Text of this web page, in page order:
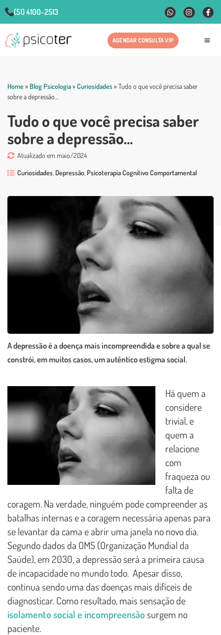
(51) 4100-2513
AGENDAR CONSULTA VIP
Home» Blog Psicologia» Curiosidades» Tudo o que você precisa saber
sobre a depressão…
Tudo o que você precisa saber
sobre a depressão…
Atualizado em maio/2024
Curiosidades Depressão Psicoterapia Cognitivo Comportamental
A depressão é a doença mais incompreendida e sobre a qual se
constrói, em muitos casos, um autêntico estigma social.
Há quem a
considere
trivial, e
quem a
relacione
com
fraqueza ou
falta de
coragem. Na verdade, ninguém pode compreender as
batalhas internas e a coragem necessária apenas para
se levantar da cama e abrir uma janela no novo dia.
Segundo dados da OMS (Organização Mundial da
Saúde), em 2030, a depressão será a primeira causa
de incapacidade no mundo todo. Apesar disso,
continua sendo uma das doenças mais difíceis de
diagnosticar. Como resultado, mais sensação de
isolamento social e incompreensãosurgem no
paciente.